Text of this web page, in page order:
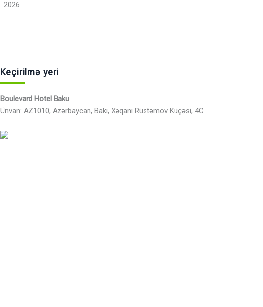
2026
Keçirilmə yeri
Boulevard Hotel Baku
Ünvan: АZ1010, Azərbaycan, Bakı, Xəqani Rüstəmov Küçəsi, 4C